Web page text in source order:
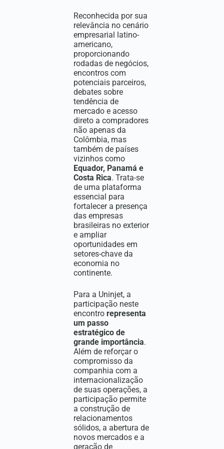
Reconhecida por sua
relevância no cenário
empresarial latino-
americano,
proporcionando
rodadas de negócios,
encontros com
potenciais parceiros,
debates sobre
tendência de
mercado e acesso
direto a compradores
não apenas da
Colômbia, mas
também de países
vizinhos como
Equador, Panamá e
Costa Rica. Trata-se
de uma plataforma
essencial para
fortalecer a presença
das empresas
brasileiras no exterior
e ampliar
oportunidades em
setores-chave da
economia no
continente.
Para a Uninjet, a
participação neste
encontro representa
um passo
estratégico de
grande importância.
Além de reforçar o
compromisso da
companhia com a
internacionalização
de suas operações, a
participação permite
a construção de
relacionamentos
sólidos, a abertura de
novos mercados e a
geração de